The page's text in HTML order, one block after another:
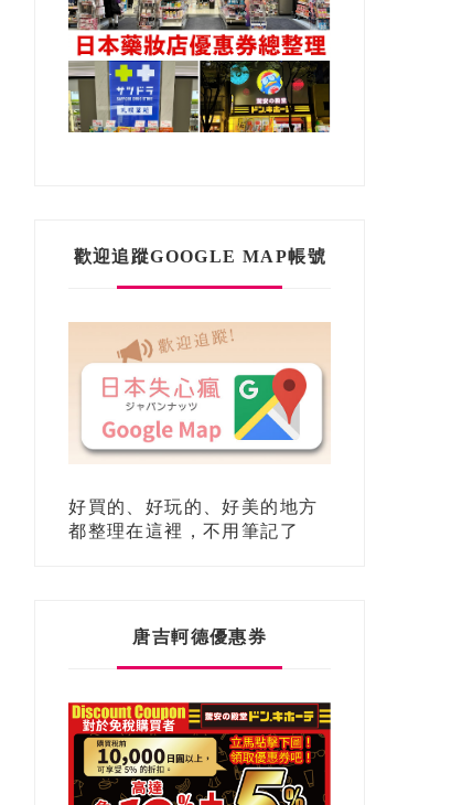
歡迎追蹤GOOGLE MAP帳號
好買的、好玩的、好美的地方
都整理在這裡，不用筆記了
唐吉軻德優惠券